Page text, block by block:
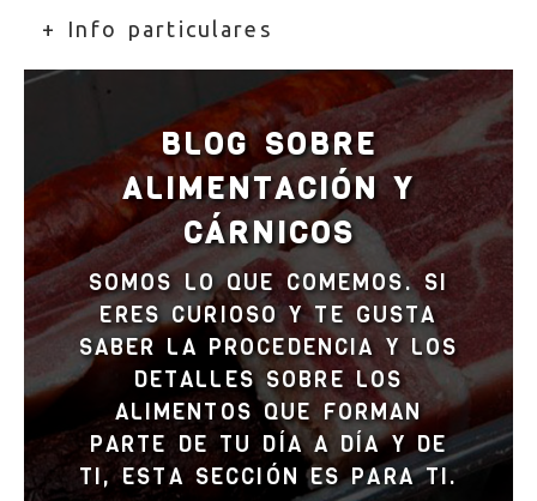
+ Info particulares
BLOG SOBRE
ALIMENTACIÓN Y
CÁRNICOS
SOMOS LO QUE COMEMOS. SI
ERES CURIOSO Y TE GUSTA
SABER LA PROCEDENCIA Y LOS
DETALLES SOBRE LOS
ALIMENTOS QUE FORMAN
PARTE DE TU DÍA A DÍA Y DE
TI, ESTA SECCIÓN ES PARA TI.